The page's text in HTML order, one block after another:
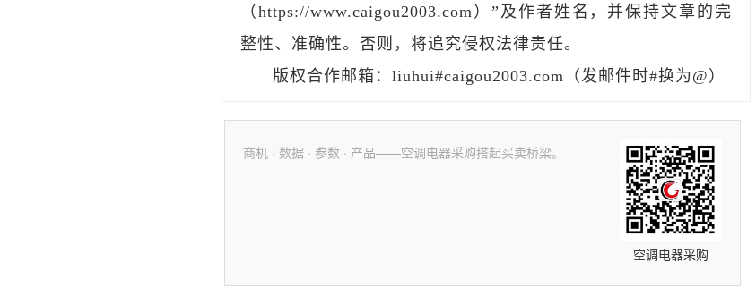
（https://www.caigou2003.com）”及作者姓名，并保持文章的完
整性、准确性。否则，将追究侵权法律责任。
版权合作邮箱：liuhui#caigou2003.com（发邮件时#换为@）
商机 · 数据 · 参数 · 产品——空调电器采购搭起买卖桥梁。
空调电器采购